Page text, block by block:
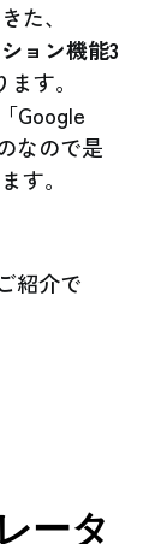
た、
ョン機能3
す。
Google
なので是
す。
紹介で
ータ